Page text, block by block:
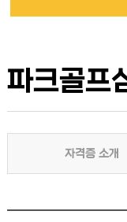
파크골프
자격증 소개